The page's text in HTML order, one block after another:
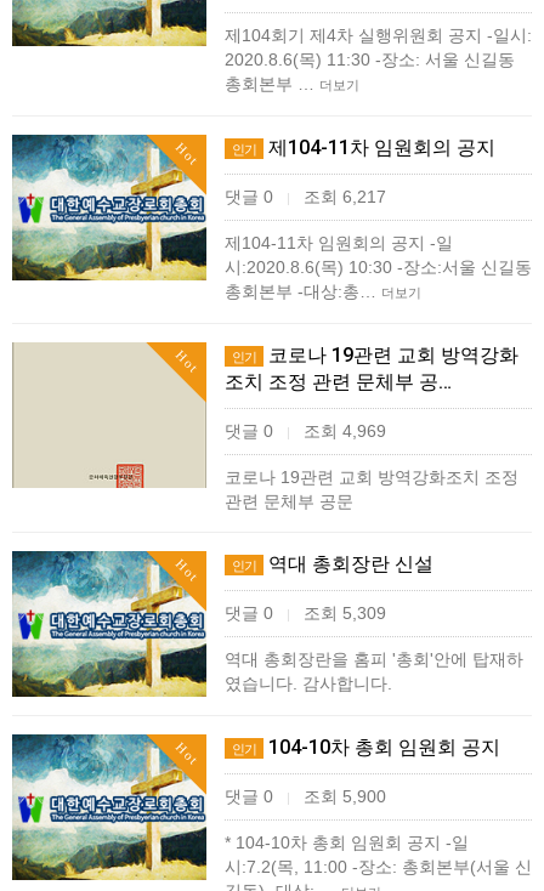
제104회기 제4차 실행위원회 공지 -일시:
2020.8.6(목) 11:30 -장소: 서울 신길동
총회본부 …
더보기
Hot 인기 제104-11차 임원회의 공지
댓글 0 | 조회 6,217
제104-11차 임원회의 공지 -일
시:2020.8.6(목) 10:30 -장소:서울 신길동
총회본부 -대상:총…
더보기
Hot 인기
코로나 19관련 교회 방역강화
조치 조정 관련 문체부 공…
댓글 0 | 조회 4,969
코로나 19관련 교회 방역강화조치 조정
관련 문체부 공문
Hot 인기 역대 총회장란 신설
댓글 0 | 조회 5,309
역대 총회장란을 홈피 '총회'안에 탑재하
였습니다. 감사합니다.
Hot 인기 104-10차 총회 임원회 공지
댓글 0 | 조회 5,900
* 104-10차 총회 임원회 공지 -일
시:7.2(목, 11:00 -장소: 총회본부(서울 신